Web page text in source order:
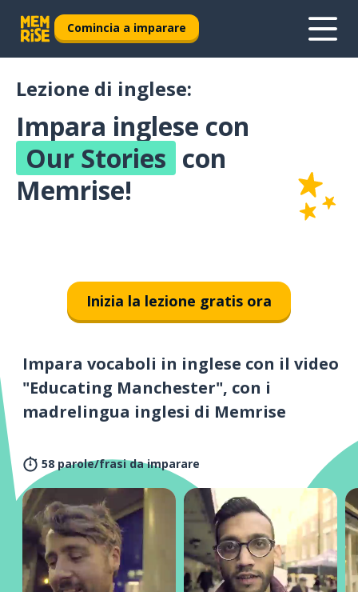
Comincia a imparare
Lezione di inglese:
Impara inglese con
Our Stories con
Memrise!
Inizia la lezione gratis ora
Impara vocaboli in inglese con il video
"Educating Manchester", con i
madrelingua inglesi di Memrise
58 parole/frasi da imparare